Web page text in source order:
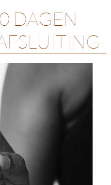
DAGEN